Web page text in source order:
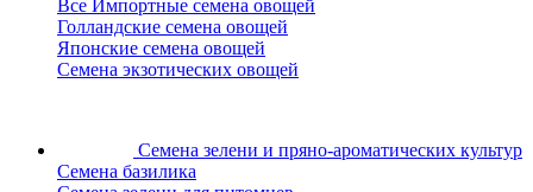
Все Импортные семена овощей
Голландские семена овощей
Японские семена овощей
Семена экзотических овощей
Семена зелени и пряно-ароматических культур
Семена базилика